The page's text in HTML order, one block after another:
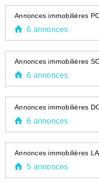
Annonces immobilières
6 annonces
Annonces immobilières
6 annonces
Annonces immobilières
6 annonces
Annonces immobilières
5 annonces